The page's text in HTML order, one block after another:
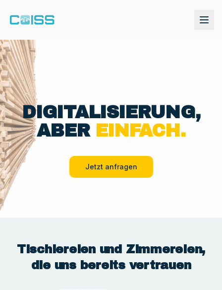
Demo anfordern
DIGITALISIERUNG,
ABER EINFACH.
Jetzt anfragen
Tischlereien und Zimmereien,
die uns bereits vertrauen